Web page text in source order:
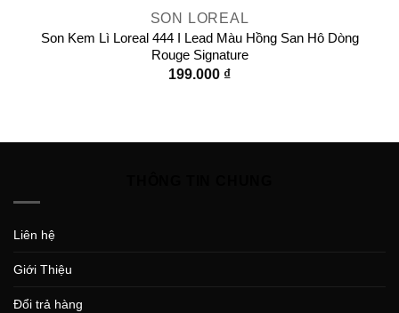
SON LOREAL
Son Kem Lì Loreal 444 I Lead Màu Hồng San Hô Dòng
Rouge Signature
199.000 ₫
Liên hệ
Giới Thiệu
Đổi trả hàng